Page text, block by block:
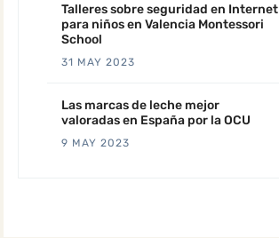
Talleres sobre seguridad en Internet
para niños en Valencia Montessori
School
31 MAY 2023
Las marcas de leche mejor
valoradas en España por la OCU
9 MAY 2023